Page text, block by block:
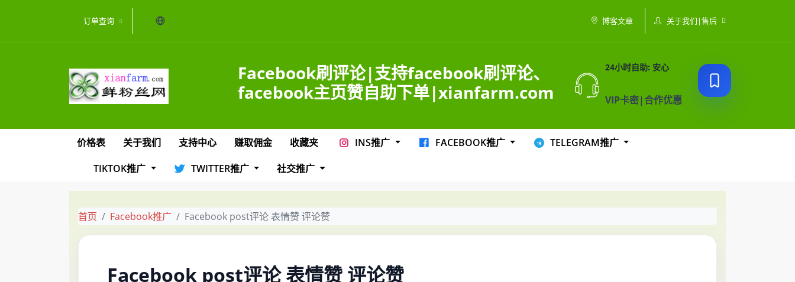
订单查询 当前语言：中文 博客文章 关于我们|售后
Facebook刷评论|支持facebook刷评论、
facebook主页赞自助下单|xianfarm.com
24小时自助: 安心
VIP卡密|合作优惠
价格表 关于我们 支持中心 赚取佣金 收藏夹 INS推广 FACEBOOK推广
TELEGRAM推广
TIKTOK推广
TWITTER推广 社交推广
首页 Facebook推广 Facebook post评论 表情赞 评论赞
Facebook post评论 表情赞 评论赞